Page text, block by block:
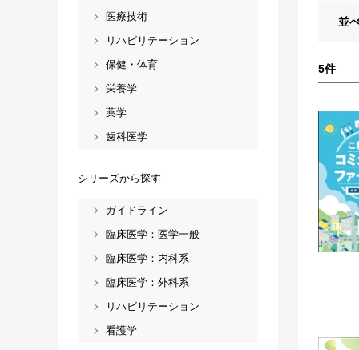
並
5件
医療技術
リハビリテーション
保健・体育
栄養学
薬学
歯科医学
シリーズから探す
ガイドライン
臨床医学：医学一般
臨床医学：内科系
臨床医学：外科系
リハビリテーション
看護学